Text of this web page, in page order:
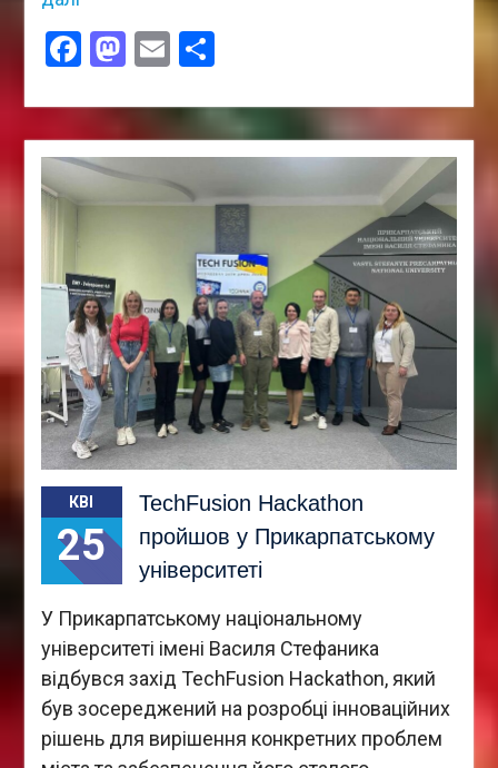
Facebook
Mastodon
EmailПоділитися
КВІ
25
TechFusion Hackathon
пройшов у Прикарпатському
університеті
У Прикарпатському національному
університеті імені Василя Стефаника
відбувся захід TechFusion Hackathon, який
був зосереджений на розробці інноваційних
рішень для вирішення конкретних проблем